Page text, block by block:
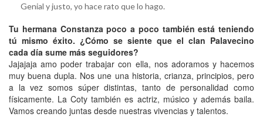
Genial y justo, yo hace rato que lo hago.
Tu hermana Constanza poco a poco también está teniendo
tú mismo éxito. ¿Cómo se siente que el clan Palavecino
cada día sume más seguidores?
Jajajaja amo poder trabajar con ella, nos adoramos y hacemos
muy buena dupla. Nos une una historia, crianza, principios, pero
a la vez somos súper distintas, tanto de personalidad como
físicamente. La Coty también es actriz, músico y además baila.
Vamos creando juntas desde nuestras vivencias y talentos.